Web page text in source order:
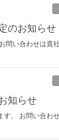
のお知らせ
問い合わせは貴
知らせ
す。 お問い合わ